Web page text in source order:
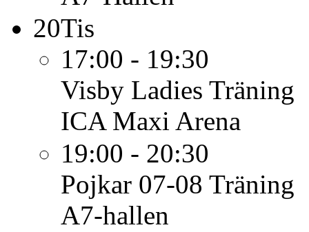
20Tis
17:00 - 19:30
Visby Ladies Träning
ICA Maxi Arena
19:00 - 20:30
Pojkar 07-08 Träning
A7-hallen